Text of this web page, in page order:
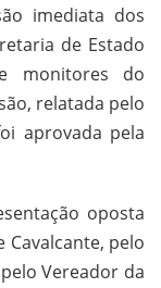
imediata dos
de Estado
monitores do
relatada pelo
aprovada pela
oposta
Cavalcante, pelo
Vereador da